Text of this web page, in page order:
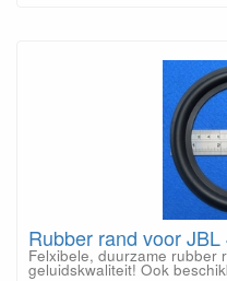
Rubber rand voor
Felxibele, duurzame rubber
geluidskwaliteit! Ook